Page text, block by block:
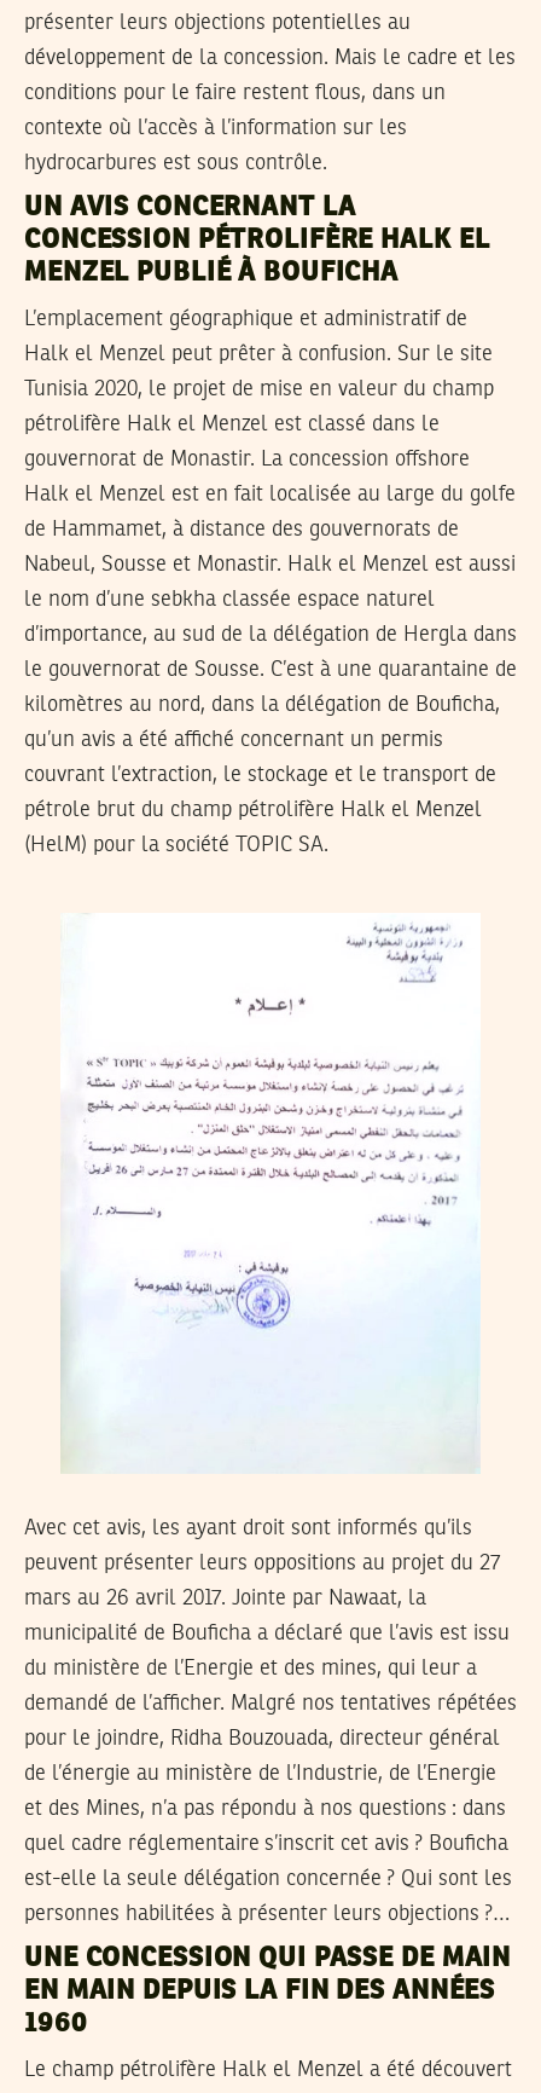
présenter leurs objections potentielles au
développement de la concession. Mais le cadre et les
conditions pour le faire restent flous, dans un
contexte où l’accès à l’information sur les
hydrocarbures est sous contrôle.
UN AVIS CONCERNANT LA
CONCESSION PÉTROLIFÈRE HALK EL
MENZEL PUBLIÉ À BOUFICHA
L’emplacement géographique et administratif de
Halk el Menzel peut prêter à confusion. Sur le site
Tunisia 2020, le projet de mise en valeur du champ
pétrolifère Halk el Menzel est classé dans le
gouvernorat de Monastir. La concession offshore
Halk el Menzel est en fait localisée au large du golfe
de Hammamet, à distance des gouvernorats de
Nabeul, Sousse et Monastir. Halk el Menzel est aussi
le nom d’une sebkha classée espace naturel
d’importance, au sud de la délégation de Hergla dans
le gouvernorat de Sousse. C’est à une quarantaine de
kilomètres au nord, dans la délégation de Bouficha,
qu’un avis a été affiché concernant un permis
couvrant l’extraction, le stockage et le transport de
pétrole brut du champ pétrolifère Halk el Menzel
(HelM) pour la société TOPIC SA.
Avec cet avis, les ayant droit sont informés qu’ils
peuvent présenter leurs oppositions au projet du 27
mars au 26 avril 2017. Jointe par Nawaat, la
municipalité de Bouficha a déclaré que l’avis est issu
du ministère de l’Energie et des mines, qui leur a
demandé de l’afficher. Malgré nos tentatives répétées
pour le joindre, Ridha Bouzouada, directeur général
de l’énergie au ministère de l’Industrie, de l’Energie
et des Mines, n’a pas répondu à nos questions : dans
quel cadre réglementaire s’inscrit cet avis ? Bouficha
est-elle la seule délégation concernée ? Qui sont les
personnes habilitées à présenter leurs objections ?…
UNE CONCESSION QUI PASSE DE MAIN
EN MAIN DEPUIS LA FIN DES ANNÉES
1960
Le champ pétrolifère Halk el Menzel a été découvert